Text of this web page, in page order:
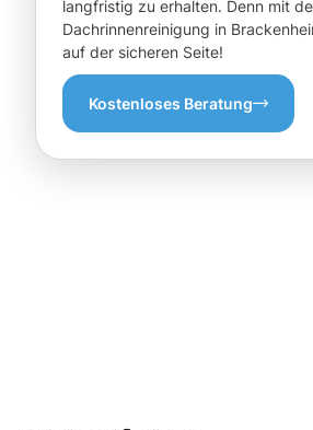
langfristig zu erhalten. Denn mit
Dachrinnenreinigung in
auf der sicheren Seite!
Kostenloses Beratung